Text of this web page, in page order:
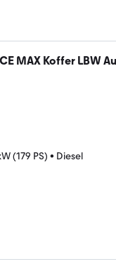
MAX Koffer LBW
(179 PS) • Diesel